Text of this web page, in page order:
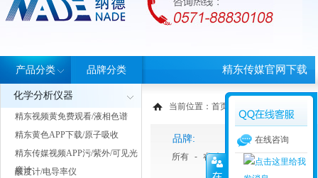
产品分类
化学分析仪器
精东视频黄免费观看/液相色谱
精东黄色APP下载/原子吸收
精东传媒视频APP污/紫外/可见光
度计
酸度计/电导率仪
品牌分类 精东传媒官网下载
APP首页
当前位置： 首页
品牌:
所有 - 睿科 - 天美Techcomp
在线咨询